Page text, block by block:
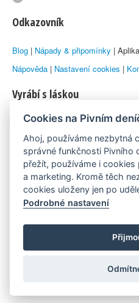
Odkazovník
Blog | Nápady & připomínky |
Nápověda | Nastavení cookies |
Vyrábí s láskou
© 2010–2026 byLukáš Zemanaka
Máme rádi
Pivní.info
Poznámka pod čarou
Pivní deníček je nezávislý zdroj,
konkrétním pivovarem ani
reprezentovat názory tvůrců
Cookies na Pivním
Ahoj, používáme nezbytná
správné funkčnosti Pivního
přežít, používáme i
a marketing. Kromě těch
cookies uloženy jen po
Podrobné nastavení